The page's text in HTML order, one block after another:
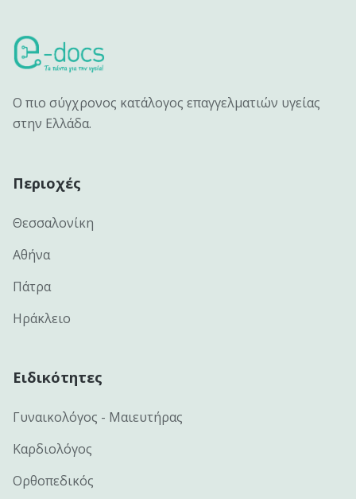
Ο πιο σύγχρονος κατάλογος επαγγελματιών υγείας
στην Ελλάδα.
Περιοχές
Θεσσαλονίκη
Αθήνα
Πάτρα
Ηράκλειο
Ειδικότητες
Γυναικολόγος - Μαιευτήρας
Καρδιολόγος
Ορθοπεδικός